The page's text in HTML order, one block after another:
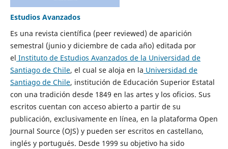
Estudios Avanzados
Es una revista científica (peer reviewed) de aparición
semestral (junio y diciembre de cada año) editada por
el Instituto de Estudios Avanzados de la Universidad de
Santiago de Chile, el cual se aloja en la Universidad de
Santiago de Chile, institución de Educación Superior Estatal
con una tradición desde 1849 en las artes y los oficios. Sus
escritos cuentan con acceso abierto a partir de su
publicación, exclusivamente en línea, en la plataforma Open
Journal Source (OJS) y pueden ser escritos en castellano,
inglés y portugués. Desde 1999 su objetivo ha sido